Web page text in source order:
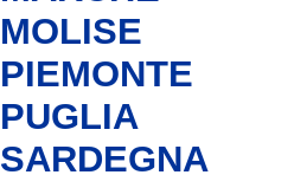
MOLISE
PIEMONTE
PUGLIA
SARDEGNA